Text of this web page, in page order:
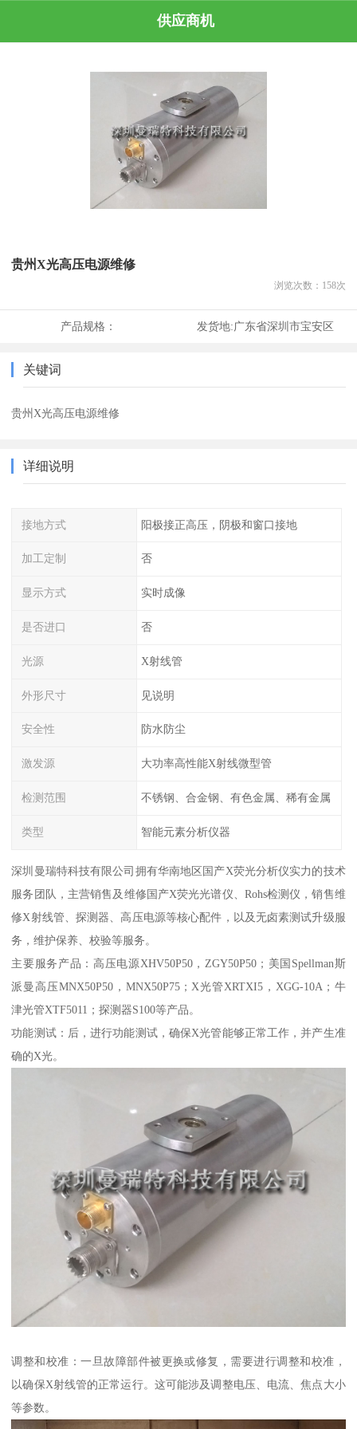
供应商机
贵州X光高压电源维修
浏览次数： 158次
产品规格： 发货地:广东省深圳市宝安区
关键词
贵州X光高压电源维修
详细说明
接地方式 阳极接正高压，阴极和窗口接地
加工定制 否
显示方式 实时成像
是否进口 否
光源 X射线管
外形尺寸 见说明
安全性 防水防尘
激发源 大功率高性能X射线微型管
检测范围 不锈钢、合金钢、有色金属、稀有金属
类型 智能元素分析仪器
深圳曼瑞特科技有限公司拥有华南地区国产X荧光分析仪实力的技术
服务团队，主营销售及维修国产X荧光光谱仪、Rohs检测仪，销售维
修X射线管、探测器、高压电源等核心配件，以及无卤素测试升级服
务，维护保养、校验等服务。
主要服务产品：高压电源XHV50P50，ZGY50P50；美国Spellman斯
派曼高压MNX50P50，MNX50P75；X光管XRTXI5，XGG-10A；牛
津光管XTF5011；探测器S100等产品。
功能测试：后，进行功能测试，确保X光管能够正常工作，并产生准
确的X光。
调整和校准：一旦故障部件被更换或修复，需要进行调整和校准，
以确保X射线管的正常运行。这可能涉及调整电压、电流、焦点大小
等参数。